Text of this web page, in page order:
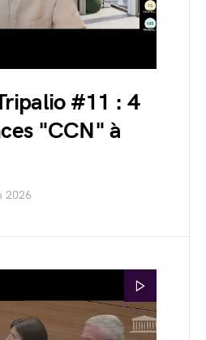
#11 : 4
"CCN" à
2026